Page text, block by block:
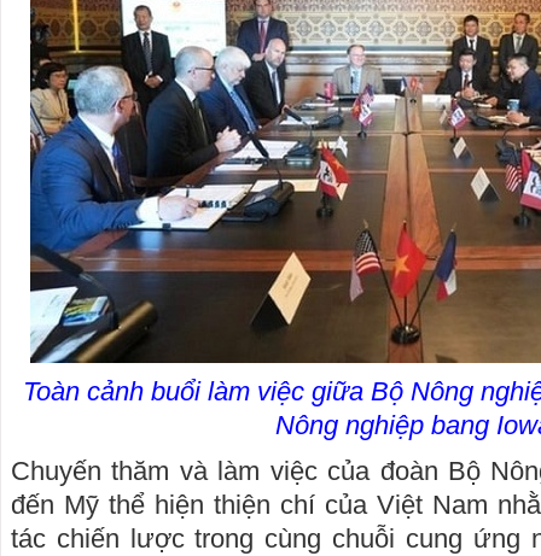
Toàn cảnh buổi làm việc giữa Bộ Nông
Nông nghiệp bang
Chuyến thăm và làm việc của đoàn Bộ
đến Mỹ thể hiện thiện chí của Việt Nam
tác chiến lược trong cùng chuỗi cung ứng